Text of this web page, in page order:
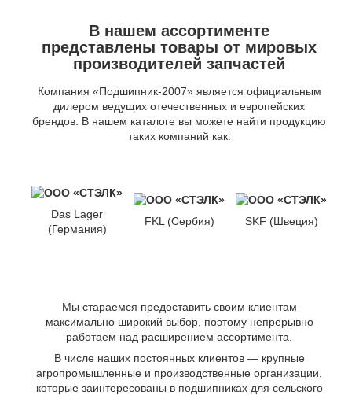
В нашем ассортименте
представлены товары от мировых
производителей запчастей
Компания «Подшипник-2007» является официальным
дилером ведущих отечественных и европейских
брендов. В нашем каталоге вы можете найти продукцию
таких компаний как:
Das Lager
(Германия)
FKL (Сербия) SKF (Швеция)
Мы стараемся предоставить своим клиентам
максимально широкий выбор, поэтому непрерывно
работаем над расширением ассортимента.
В числе наших постоянных клиентов — крупные
агропромышленные и производственные организации,
которые заинтересованы в подшипниках для сельского